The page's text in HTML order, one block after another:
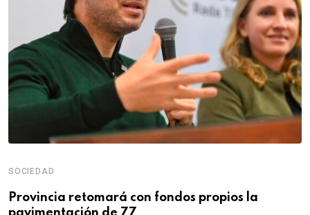
SOCIEDAD
Provincia retomará con fondos propios la